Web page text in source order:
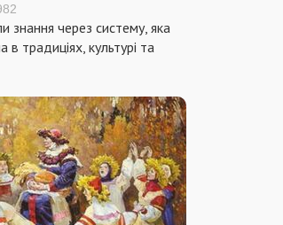
знання через систему, яка
в традиціях, культурі та